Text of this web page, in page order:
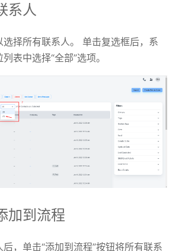
系人
择所有联系人。
单击复选框后，系
表中选择“全部”选项。
加到流程
，单击“添加到流程”按钮将所有联系